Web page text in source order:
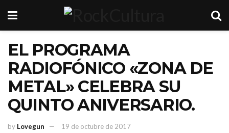
EL PROGRAMA
RADIOFÓNICO «ZONA DE
METAL» CELEBRA SU
QUINTO ANIVERSARIO.
by Lovegun 19 de octubre de 2017